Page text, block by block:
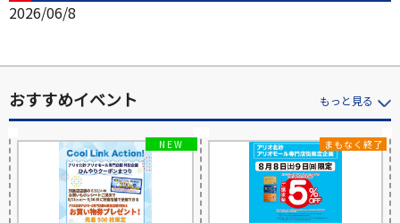
2026/06/8
おすすめイベント もっと見る